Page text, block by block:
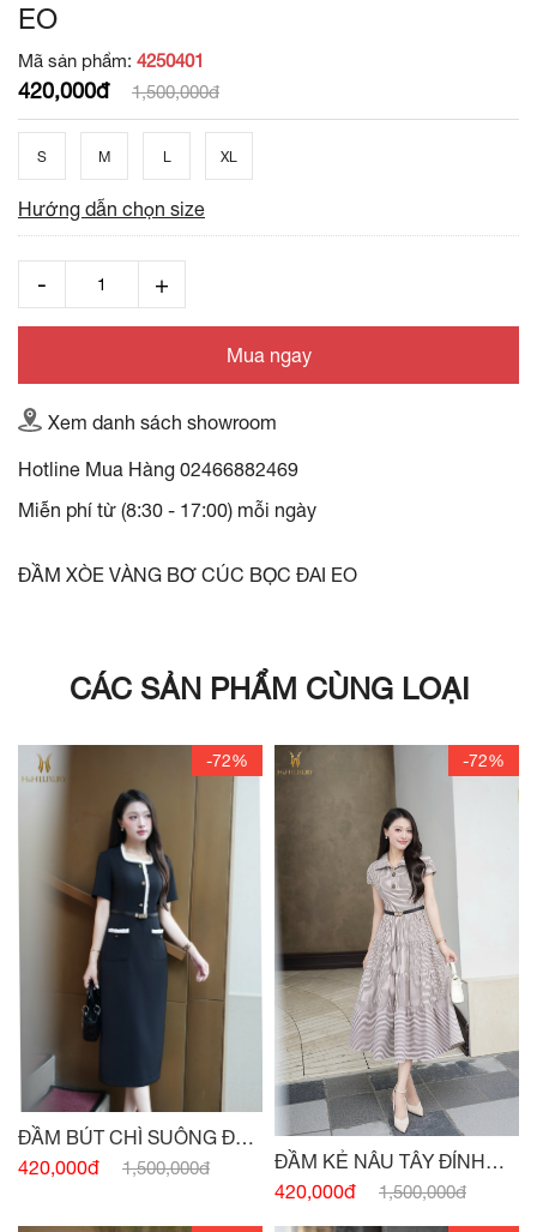
EO
Mã sản phẩm: 4250401
420,000đ 1,500,000đ
S M L XL
Hướng dẫn chọn size
Mua ngay
Xem danh sách showroom
Hotline Mua Hàng 02466882469
Miễn phí từ (8:30 - 17:00) mỗi ngày
ĐẦM XÒE VÀNG BƠ CÚC BỌC ĐAI EO
CÁC SẢN PHẨM CÙNG LOẠI
-72%
ĐẦM BÚT CHÌ SUÔNG ĐEN
HAI TÚI
420,000đ 1,500,000đ
-72%
ĐẦM KẺ NÂU TÂY ĐÍNH
CÚC
420,000đ 1,500,000đ